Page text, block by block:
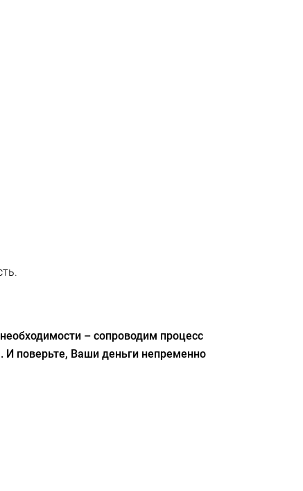
– сопроводим процесс
И поверьте, Ваши деньги непременно